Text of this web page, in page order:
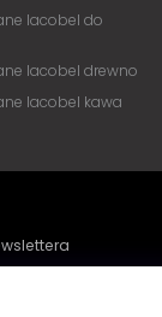
lacobel do
lacobel drewno
lacobel kawa